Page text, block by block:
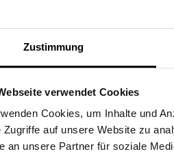
Zustimmung
verwendet Cookies
Cookies, um Inhalte und
Zugriffe auf unsere Website zu
an unsere Partner für soziale